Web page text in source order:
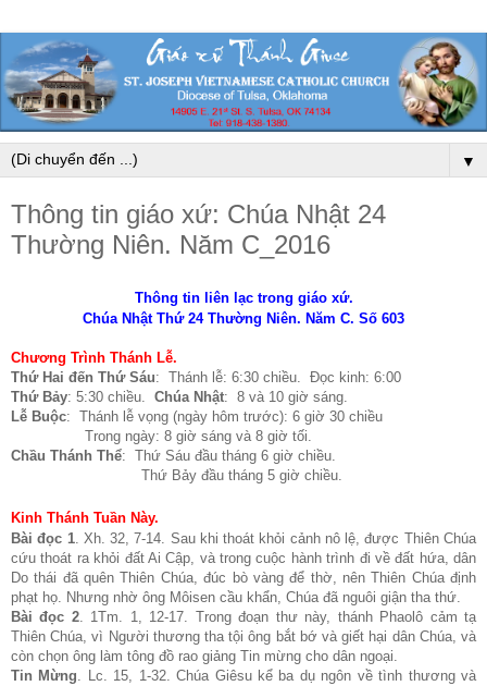
▼
Thông tin giáo xứ: Chúa Nhật 24
Thường Niên. Năm C_2016
Thông tin liên lạc trong giáo xứ.
Chúa Nhật Thứ 24 Thường Niên. Năm C. Số 603
Chương Trình Thánh Lễ.
Thứ Hai đến Thứ Sáu: Thánh lễ: 6:30 chiều. Đọc kinh: 6:00
Thứ Bảy: 5:30 chiều. Chúa Nhật: 8 và 10 giờ sáng.
Lễ Buộc: Thánh lễ vọng (ngày hôm trước): 6 giờ 30 chiều
Trong ngày: 8 giờ sáng và 8 giờ tối.
Chầu Thánh Thể: Thứ Sáu đầu tháng 6 giờ chiều.
Thứ Bảy đầu tháng 5 giờ chiều.
Kinh Thánh Tuần Này.
Bài đọc 1. Xh. 32, 7-14. Sau khi thoát khỏi cảnh nô lệ, được Thiên Chúa
cứu thoát ra khỏi đất Ai Cập, và trong cuộc hành trình đi về đất hứa, dân
Do thái đã quên Thiên Chúa, đúc bò vàng để thờ, nên Thiên Chúa định
phạt họ. Nhưng nhờ ông Môisen cầu khẩn, Chúa đã nguôi giận tha thứ.
Bài đọc 2. 1Tm. 1, 12-17. Trong đoạn thư này, thánh Phaolô cảm tạ
Thiên Chúa, vì Người thương tha tội ông bắt bớ và giết hại dân Chúa, và
còn chọn ông làm tông đồ rao giảng Tin mừng cho dân ngoại.
Tin Mừng. Lc. 15, 1-32. Chúa Giêsu kể ba dụ ngôn về tình thương và